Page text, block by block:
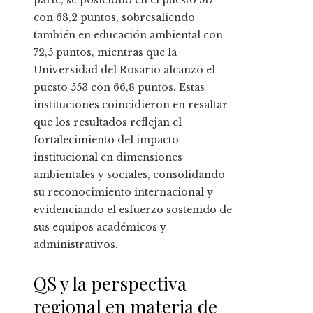
con 68,2 puntos, sobresaliendo
también en educación ambiental con
72,5 puntos, mientras que la
Universidad del Rosario alcanzó el
puesto 553 con 66,8 puntos. Estas
instituciones coincidieron en resaltar
que los resultados reflejan el
fortalecimiento del impacto
institucional en dimensiones
ambientales y sociales, consolidando
su reconocimiento internacional y
evidenciando el esfuerzo sostenido de
sus equipos académicos y
administrativos.
QS y la perspectiva
regional en materia de